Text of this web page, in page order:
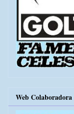
Web Colaboradora